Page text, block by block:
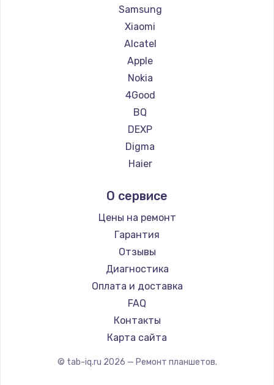
Ремонт планшетов Getac
Ремонт планшетов ZTE
Ремонт планшетов Google
Ремонт планшетов Navitel
Ремонт планшетов Teclast
Ремонт планшетов CHUWI
Samsung
Xiaomi
Alcatel
Apple
Nokia
4Good
BQ
DEXP
Digma
Haier
Microsoft
BlackView
Amazon
Aquarius
Philips
Dell
HP
Getac
ZTE
О сервисе
Цены на ремонт
Гарантия
Отзывы
Диагностика
Оплата и доставка
FAQ
Контакты
Карта сайта
© tab-iq.ru 2026 — Ремонт планшетов.